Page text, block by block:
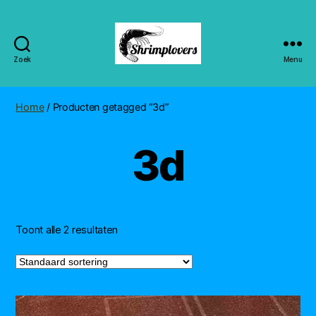
Zoek Menu
Home/ Producten getagged “3d”
3d
Toont alle 2 resultaten
Dit